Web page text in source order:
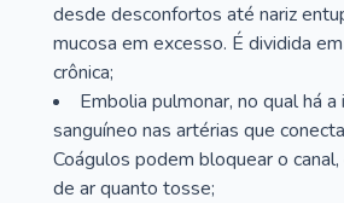
desde desconfortos até nariz
mucosa em excesso. É dividida
crônica;
Embolia pulmonar, no qual há
sanguíneo nas artérias que
Coágulos podem bloquear o
de ar quanto tosse;